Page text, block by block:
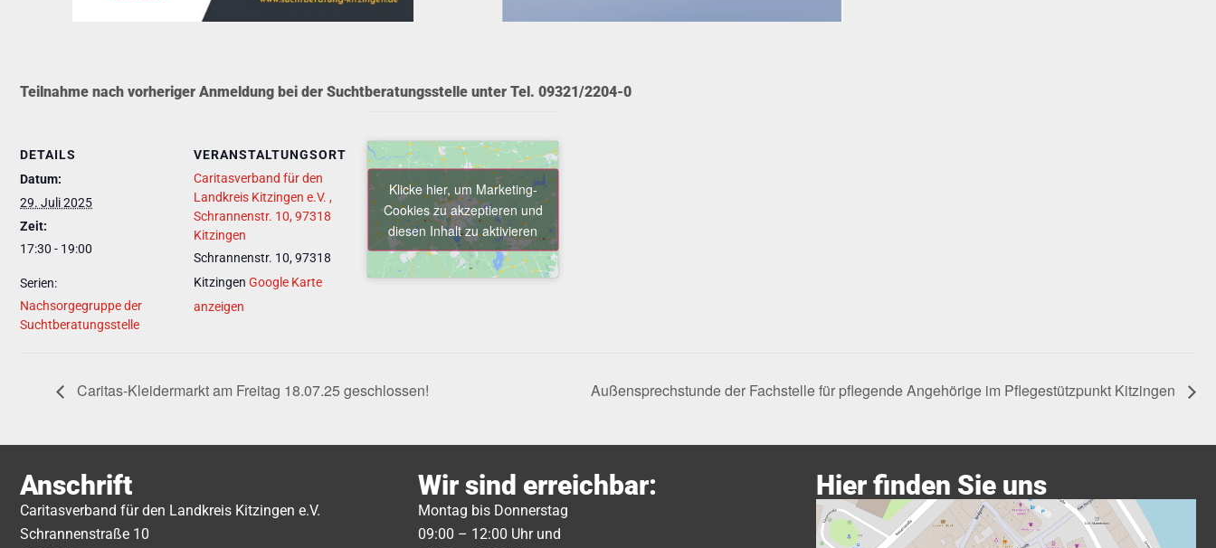
Teilnahme nach vorheriger Anmeldung bei der Suchtberatungsstelle unter Tel. 09321/2204-0
DETAILS
Datum:
29. Juli 2025
Zeit:
17:30 - 19:00
Serien:
Nachsorgegruppe der
Suchtberatungsstelle
VERANSTALTUNGSORT
Caritasverband für den
Landkreis Kitzingen e.V. ,
Schrannenstr. 10, 97318
Kitzingen
Schrannenstr. 10, 97318
Kitzingen Google Karte
anzeigen
Klicke hier, um Marketing-
Cookies zu akzeptieren und
diesen Inhalt zu aktivieren
Caritas-Kleidermarkt am Freitag 18.07.25 geschlossen! Außensprechstunde der Fachstelle für pflegende Angehörige im Pflegestützpunkt Kitzingen
Anschrift
Caritasverband für den Landkreis Kitzingen e.V.
Schrannenstraße 10
Wir sind erreichbar:
Montag bis Donnerstag
09:00 – 12:00 Uhr und
Hier finden Sie uns